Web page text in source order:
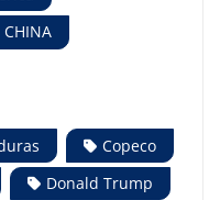
CHINA
Copeco
Donald Trump